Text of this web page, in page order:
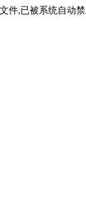
件,已被系统自动